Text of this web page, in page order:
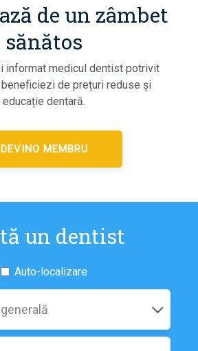
de un zâmbet
sănătos
informat medicul dentist potrivit
de prețuri reduse și
educație dentară.
DEVINO MEMBRU
un dentist
Auto-localizare